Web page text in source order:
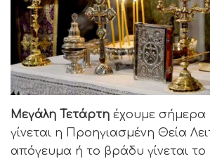
Μεγάλη Τετάρτη έχουμε σήμερα
γίνεται η Προηγιασμένη Θεία
απόγευμα ή το βράδυ γίνεται